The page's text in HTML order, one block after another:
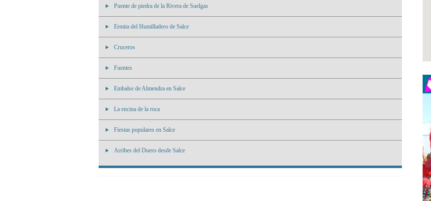
Puente de piedra de la Rivera de Suelgas
Ermita del Humilladero de Salce
Cruceros
Fuentes
Embalse de Almendra en Salce
La encina de la roca
Fiestas populares en Salce
Arribes del Duero desde Salce